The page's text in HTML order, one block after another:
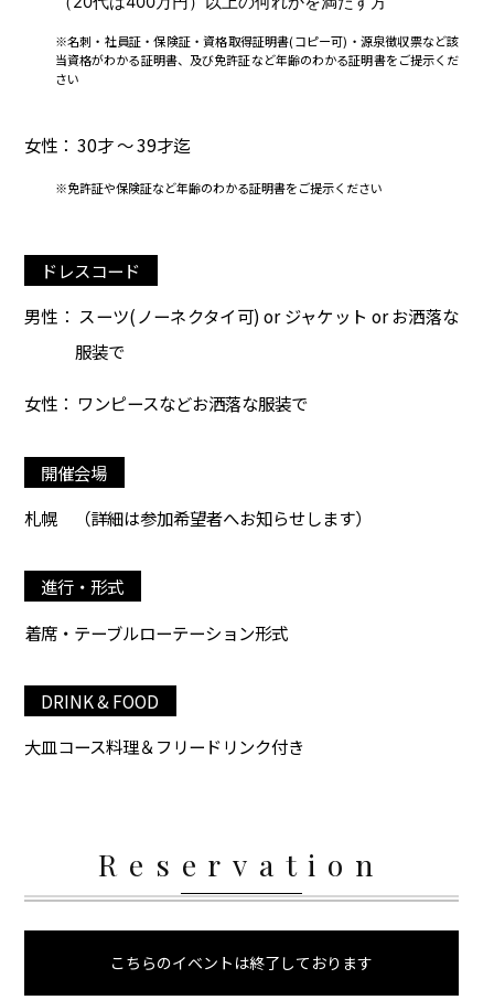
※名刺・社員証・保険証・資格取得証明書(コピー可)・源泉徴収票など該
当資格がわかる証明書、及び免許証など年齢のわかる証明書をご提示くだ
さい
女性： 30才 ～ 39才迄
※免許証や保険証など年齢のわかる証明書をご提示ください
ドレスコード
男性： スーツ(ノーネクタイ可) or ジャケット or お洒落な
服装で
女性： ワンピースなどお洒落な服装で
開催会場
札幌
（詳細は参加希望者へお知らせします）
進行・形式
着席・テーブルローテーション形式
DRINK & FOOD
大皿コース料理＆フリードリンク付き
Reservation
こちらのイベントは終了しております